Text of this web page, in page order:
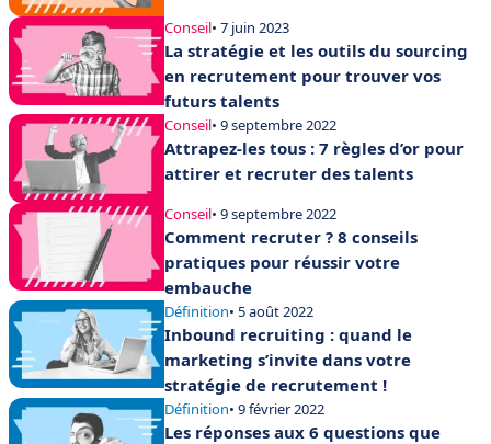
Conseil• 7 juin 2023
La stratégie et les outils du sourcing
en recrutement pour trouver vos
futurs talents
Conseil• 9 septembre 2022
Attrapez-les tous : 7 règles d’or pour
attirer et recruter des talents
Conseil• 9 septembre 2022
Comment recruter ? 8 conseils
pratiques pour réussir votre
embauche
Définition• 5 août 2022
Inbound recruiting : quand le
marketing s’invite dans votre
stratégie de recrutement !
Définition• 9 février 2022
Les réponses aux 6 questions que